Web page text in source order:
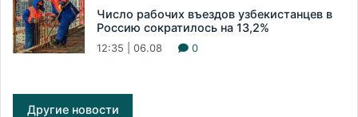
Число рабочих въездов узбекистанцев в
Россию сократилось на 13,2%
12:35 | 06.08 0
Другие новости